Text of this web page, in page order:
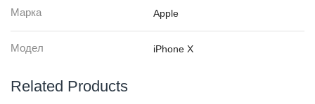
Марка Apple
Модел iPhone X
Related Products